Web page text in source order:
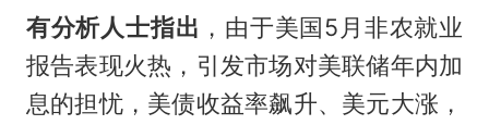
有分析人士指出 ，由于美国5月非农就业
报告表现火热，引发市场对美联储年内加
息的担忧，美债收益率飙升、美元大涨，